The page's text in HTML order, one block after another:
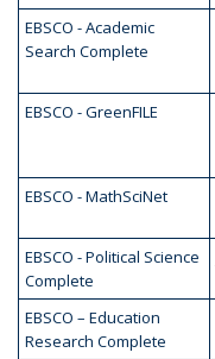
EBSCO - Academic
Search Complete
EBSCO - GreenFILE
EBSCO - MathSciNet
EBSCO - Political Science
Complete
EBSCO – Education
Research Complete